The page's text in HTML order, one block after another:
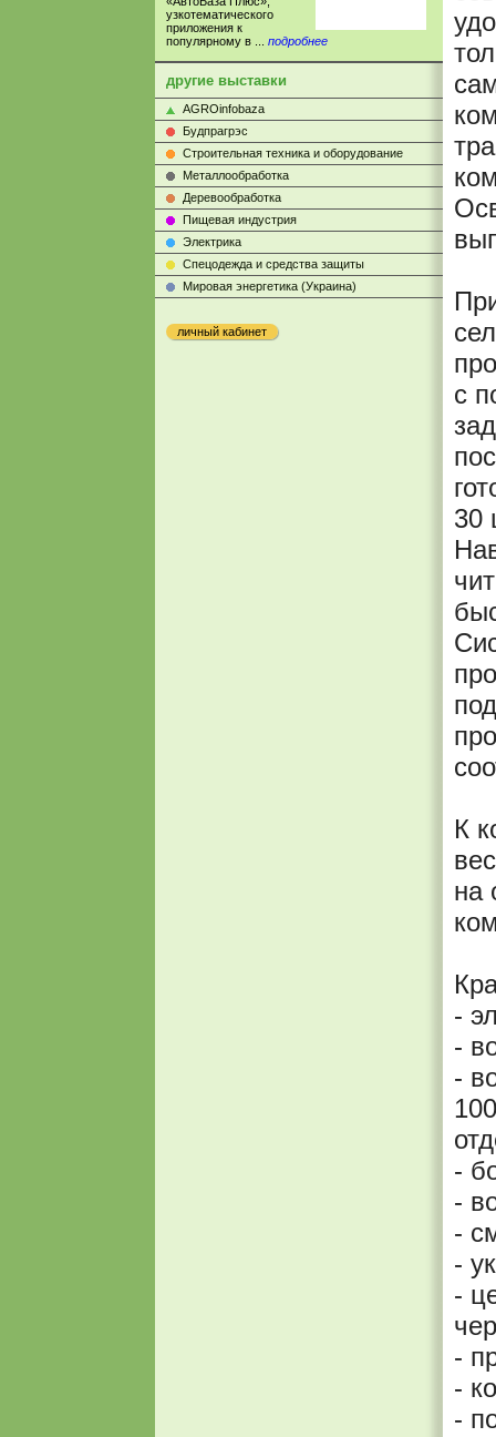
узкотематического
приложения к
популярному в ... подробнее
другие выставки
AGROinfobaza
Будпрагрэс
Строительная техника и оборудование
Металлообработка
Деревообработка
Пищевая индустрия
Электрика
Cпецодежда и средства защиты
Мировая энергетика (Украина)
личный кабинет
с
30
К
на
-
-
-
-
-
-
-
-
-
-
-